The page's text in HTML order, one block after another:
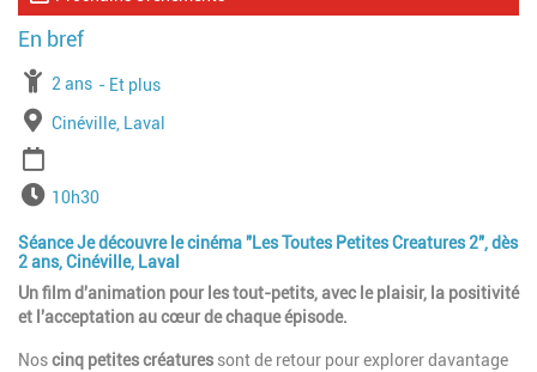
À partir de
2 ans Jusqu'à l'age de
Et plus
Lieu
Cinéville, Laval
Horaires
10h30
Séance Je découvre le cinéma "Les Toutes Petites Creatures 2", dès
2 ans, Cinéville, Laval
Un film d'animation pour les tout-petits, avec le plaisir, la positivité
et l'acceptation au cœur de chaque épisode.
Noscinq petites créatures sont de retour pour explorer davantage